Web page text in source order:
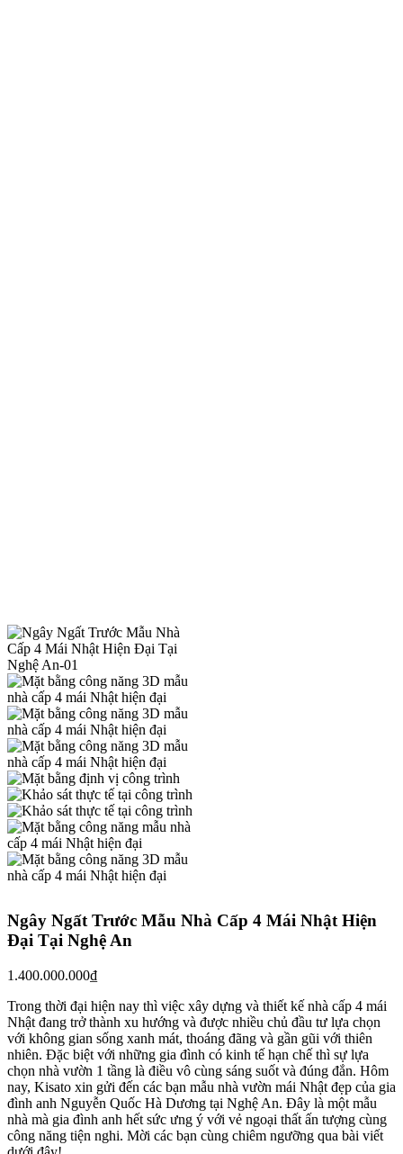
Ngây Ngất Trước Mẫu Nhà Cấp 4 Mái Nhật Hiện
Đại Tại Nghệ An
1.400.000.000₫
Trong thời đại hiện nay thì việc xây dựng và thiết kế nhà cấp 4 mái
Nhật đang trở thành xu hướng và được nhiều chủ đầu tư lựa chọn
với không gian sống xanh mát, thoáng đãng và gần gũi với thiên
nhiên. Đặc biệt với những gia đình có kinh tế hạn chế thì sự lựa
chọn nhà vườn 1 tầng là điều vô cùng sáng suốt và đúng đắn. Hôm
nay, Kisato xin gửi đến các bạn mẫu nhà vườn mái Nhật đẹp của gia
đình anh Nguyễn Quốc Hà Dương tại Nghệ An. Đây là một mẫu
nhà mà gia đình anh hết sức ưng ý với vẻ ngoại thất ấn tượng cùng
công năng tiện nghi. Mời các bạn cùng chiêm ngưỡng qua bài viết